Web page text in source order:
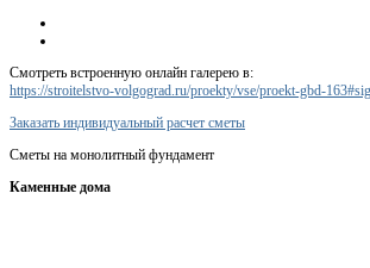
Смотреть встроенную онлайн галерею в:
https://stroitelstvo-volgograd.ru/proekty/vse/proekt-gbd-
Заказать индивидуальный расчет сметы
Сметы на монолитный фундамент
Каменные дома